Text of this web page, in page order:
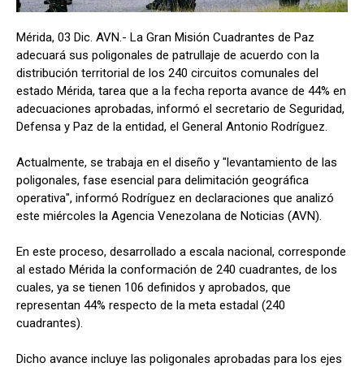
Mérida, 03 Dic. AVN.- La Gran Misión Cuadrantes de Paz
adecuará sus poligonales de patrullaje de acuerdo con la
distribución territorial de los 240 circuitos comunales del
estado Mérida, tarea que a la fecha reporta avance de 44% en
adecuaciones aprobadas, informó el secretario de Seguridad,
Defensa y Paz de la entidad, el General Antonio Rodríguez.
Actualmente, se trabaja en el diseño y "levantamiento de las
poligonales, fase esencial para delimitación geográfica
operativa", informó Rodríguez en declaraciones que analizó
este miércoles la Agencia Venezolana de Noticias (AVN).
En este proceso, desarrollado a escala nacional, corresponde
al estado Mérida la conformación de 240 cuadrantes, de los
cuales, ya se tienen 106 definidos y aprobados, que
representan 44% respecto de la meta estadal (240
cuadrantes).
Dicho avance incluye las poligonales aprobadas para los ejes